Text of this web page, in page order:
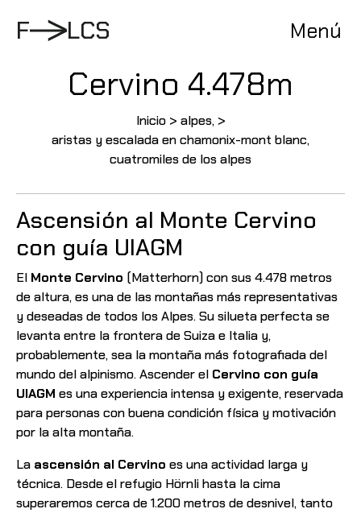
contenido
F LCS Menú
Cervino 4.478m
Inicio> alpes, >
aristas y escalada en chamonix-mont blanc,
cuatromiles de los alpes
Ascensión al Monte Cervino
con guía UIAGM
El Monte Cervino (Matterhorn) con sus 4.478 metros
de altura, es una de las montañas más representativas
y deseadas de todos los Alpes. Su silueta perfecta se
levanta entre la frontera de Suiza e Italia y,
probablemente, sea la montaña más fotografiada del
mundo del alpinismo. Ascender el Cervino con guía
UIAGM es una experiencia intensa y exigente, reservada
para personas con buena condición física y motivación
por la alta montaña.
La ascensión al Cervino es una actividad larga y
técnica. Desde el refugio Hörnli hasta la cima
superaremos cerca de 1.200 metros de desnivel, tanto